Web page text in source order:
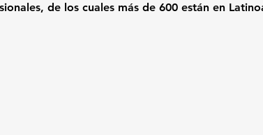
de los cuales más de 600 están en